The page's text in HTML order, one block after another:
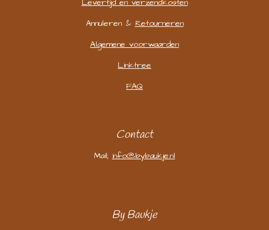
Annuleren & Retourneren
Algemene voorwaarden
Linktree
FAQ
Contact
Mail;info@bybaukje.nl
By Baukje